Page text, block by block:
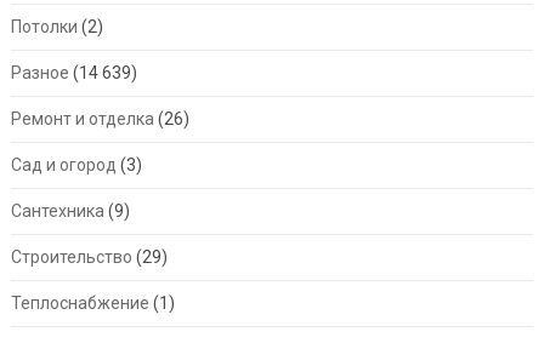
Потолки (2)
Разное (14 639)
Ремонт и отделка (26)
Сад и огород (3)
Сантехника (9)
Строительство (29)
Теплоснабжение (1)